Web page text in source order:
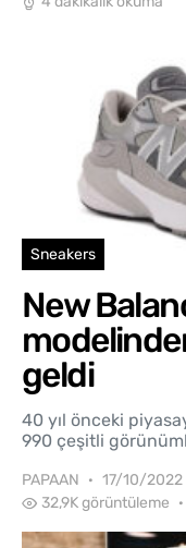
Sneakers
New
geldi
40 yıl önceki
990 çeşitli
PAPAAN 17/10/2022
32,9K görüntüleme